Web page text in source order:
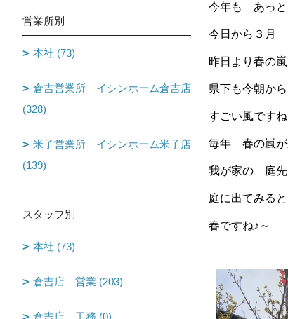
今年も あっと
今日から３月
昨日より春の
県下も今朝か
すごい風ですね
毎年 春の嵐が
我が家の 庭
庭に出てみる
春ですね♪～
営業所別
本社 (73)
倉吉営業所｜イシンホーム倉吉店
(328)
米子営業所｜イシンホーム米子店
(139)
スタッフ別
本社 (73)
倉吉店｜営業 (203)
倉吉店｜工務 (0)